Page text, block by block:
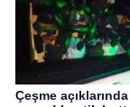
Çeşme